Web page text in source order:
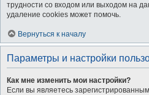
трудности со входом или выходом на
удаление cookies может помочь.
Вернуться к началу
Параметры и настройки
Как мне изменить мои настройки?
Если вы являетесь